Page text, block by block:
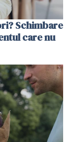
Schimbare
care nu